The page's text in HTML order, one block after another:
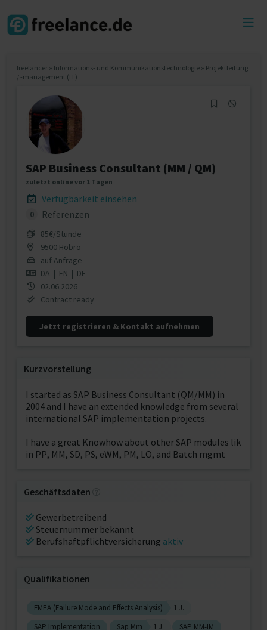
freelancer » Informations- und Kommunikationstechnologie » Projektleitung
/ -management (IT)
SAP Business Consultant (MM / QM)
zuletzt online vor 1 Tagen
Verfügbarkeit einsehen
0 Referenzen
85€/Stunde
9500 Hobro
auf Anfrage
DA | EN | DE
02.06.2026
Contract ready
Jetzt registrieren & Kontakt aufnehmen
Kurzvorstellung
I started as SAP Business Consultant (QM/MM) in
2004 and I have an extended knowledge from several
international SAP implementation projects.
I have a great Knowhow about other SAP modules lik
in PP, MM, SD, PS, eWM, PM, LO, and Batch mgmt
Geschäftsdaten
Gewerbetreibend
Steuernummer bekannt
Berufshaftpflichtversicherung aktiv
Qualifikationen
FMEA (Failure Mode and Effects Analysis)
1 J.
SAP Implementation
Sap Mm 1 J.
SAP MM-IM